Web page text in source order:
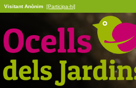
Visitant Anònim [Participa-hi]